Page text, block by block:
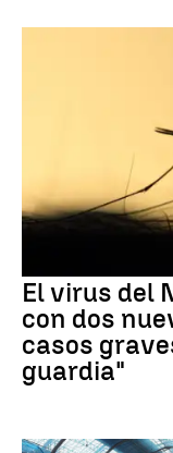
El virus del
con dos
casos
guardia"